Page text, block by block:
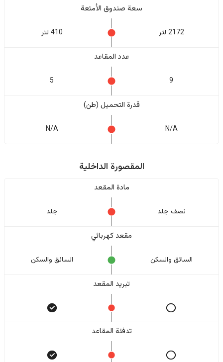
سعة صندوق الأمتعة
2172 لتر 410 لتر
عدد المقاعد
9
5
قدرة التحميل (طن)
N/A
N/A
المقصورة الداخلية
مادة المقعد
نصف جلد جلد
مقعد كهربائي
السائق والسکن السائق والسکن
تبريد المقعد
تدفئة المقاعد